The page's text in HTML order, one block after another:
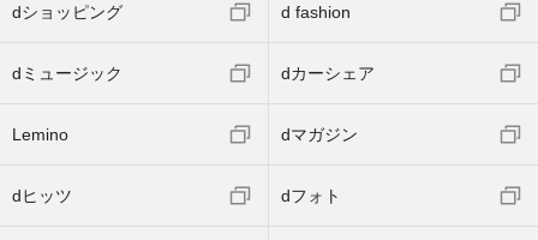
dショッピング d fashion
dミュージック dカーシェア
Lemino dマガジン
dヒッツ dフォト